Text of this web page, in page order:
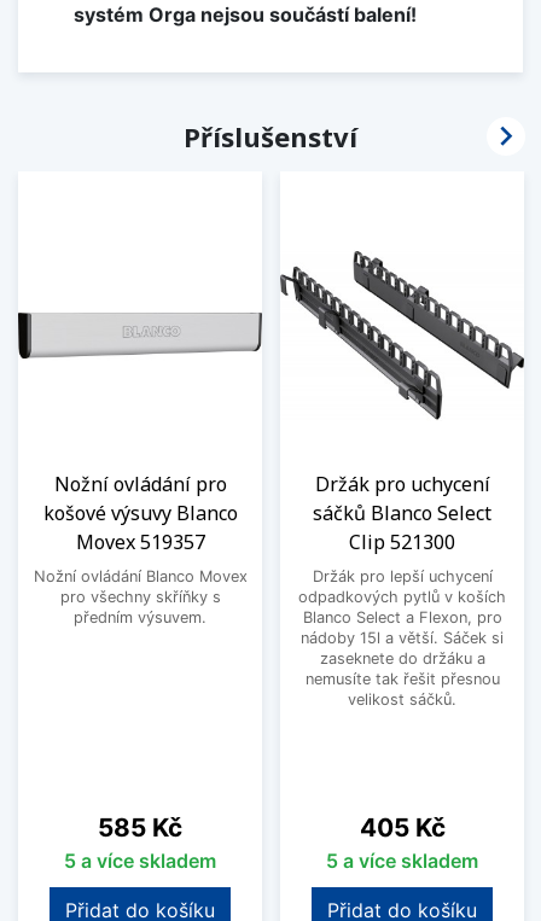
systém Orga nejsou součástí balení!
Příslušenství
Nožní ovládání pro
košové výsuvy Blanco
Movex 519357
Nožní ovládání Blanco Movex
pro všechny skříňky s
předním výsuvem.
Cena
585 Kč
5 a více skladem
Přidat do košíku
Držák pro uchycení
sáčků Blanco Select
Clip 521300
Držák pro lepší uchycení
odpadkových pytlů v koších
Blanco Select a Flexon, pro
nádoby 15l a větší. Sáček si
zaseknete do držáku a
nemusíte tak řešit přesnou
velikost sáčků.
Cena
405 Kč
5 a více skladem
Přidat do košíku
